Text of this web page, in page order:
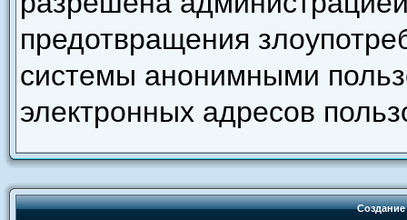
предотвращения
системы анонимными
электронных адресов